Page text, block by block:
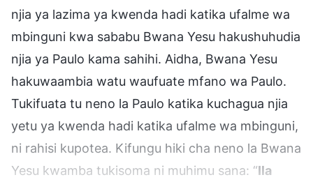
njia ya lazima ya kwenda hadi katika ufalme wa
mbinguni kwa sababu Bwana Yesu hakushuhudia
njia ya Paulo kama sahihi. Aidha, Bwana Yesu
hakuwaambia watu waufuate mfano wa Paulo.
Tukifuata tu neno la Paulo katika kuchagua njia
yetu ya kwenda hadi katika ufalme wa mbinguni,
ni rahisi kupotea. Kifungu hiki cha neno la Bwana
Yesu kwamba tukisoma ni muhimu sana: “Ila